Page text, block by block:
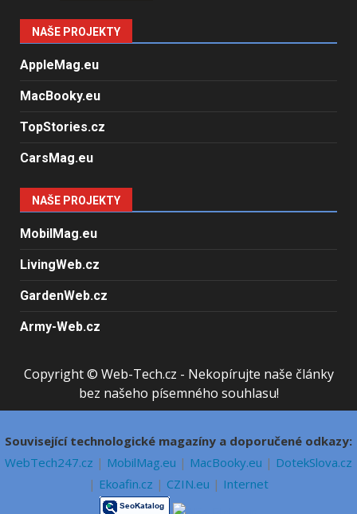
NAŠE PROJEKTY
AppleMag.eu
MacBooky.eu
TopStories.cz
CarsMag.eu
NAŠE PROJEKTY
MobilMag.eu
LivingWeb.cz
GardenWeb.cz
Army-Web.cz
Copyright © Web-Tech.cz - Nekopírujte naše články
bez našeho písemného souhlasu!
Související technologické magazíny a doporučené odkazy:
WebTech247.cz | MobilMag.eu | MacBooky.eu | DotekSlova.cz
| Ekoafin.cz | CZIN.eu | Internet